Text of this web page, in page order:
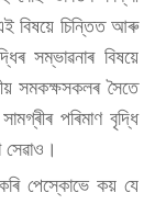
বিষয়ে চিন্তিত আৰু
সম্ভাৱনাৰ বিষয়ে
সমকক্ষসকলৰ সৈতে
পৰিমাণ বৃদ্ধি
কৰি পেস্কোভে কয় যে